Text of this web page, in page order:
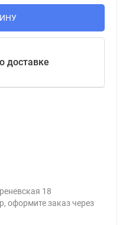
доставке
18
оформите заказ через